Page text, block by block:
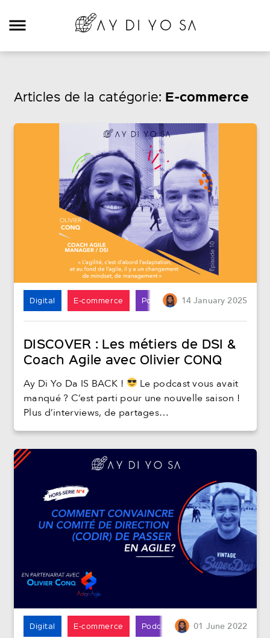
Digital
E-commerce
Travel
Mood
Food
Podcast
Pages
About
Contact
Mentions Légales
Politique de confidentialité
Articles de la catégorie: E-commerce
Digital E-commerce Podcast 14January 2025
DISCOVER : Les métiers de DSI &
Coach Agile avec Olivier CONQ
Ay Di Yo Da IS BACK !
Le podcast vous avait
manqué ? C’est parti pour une nouvelle saison !
Plus d’interviews, de partages…
Digital E-commerce Podcast 01 June 2022